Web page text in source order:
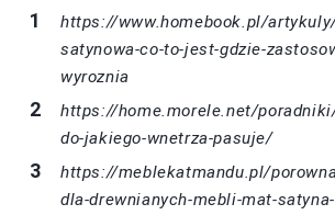
https://www.homebook.pl/
satynowa-co-to-jest-gdzie-
wyroznia
https://home.morele.net/
do-jakiego-wnetrza-pasuje/
https://meblekatmandu.pl/
dla-drewnianych-mebli-mat-